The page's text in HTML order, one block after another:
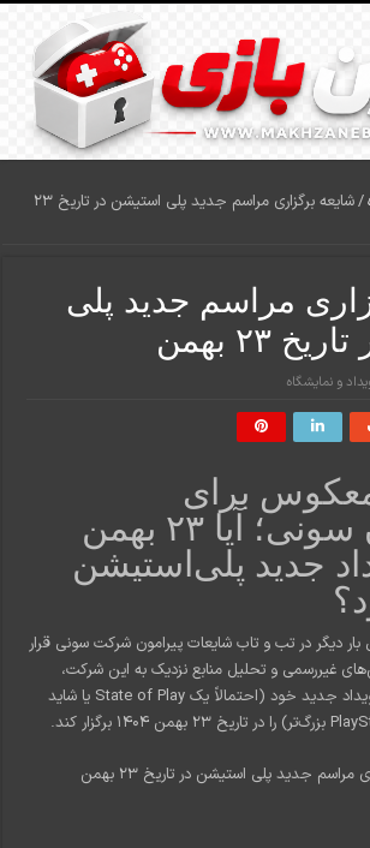
/
شایعه برگزاری مراسم جدید پلی استیشن در تاریخ ۲۳
مراسم جدید پلی
۲۳ بهمن
و نمایشگاه
برای
طرفداران سونی؛ آیا ۲۳ بهمن
جدید پلی‌استیشن
بار دیگر در تب و تاب شایعات پیرامون شرکت سونی قرار
غیررسمی و تحلیل منابع نزدیک به این شرکت،
احتمال می‌رود سونی رویداد جدید خود (احتمالاً یک State of Play یا شاید